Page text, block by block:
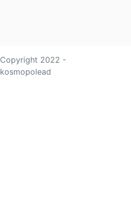
Copyright 2022 -
kosmopolead